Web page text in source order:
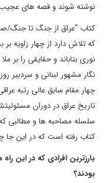
نوشته شوند و قصه های
کتاب "عراق از جنگ تا جنگ/
که تلاش دارد از چهار زاویه
نوری بتاباند و حقایقی را بر
نگار مشهور لبنانی و سردبیر
چهار مقام سابق عالی رتبه
تاریخ عراق در دوران
سلسله مصاحبه ها و مطالبی
کتاب رفته است که در این
بارزترین افرادی که در این
بودند؟